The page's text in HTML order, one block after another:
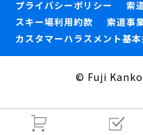
プライバシーポリシー 索
スキー場利用約款
索道事
カスタマーハラスメント基
© Fuji